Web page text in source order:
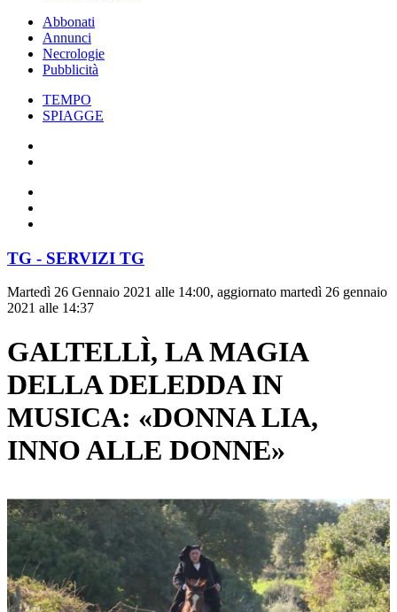
Abbonati
Annunci
Necrologie
Pubblicità
TEMPO
SPIAGGE
TG - SERVIZI TG
Martedì 26 Gennaio 2021 alle 14:00, aggiornato martedì 26 gennaio
2021 alle 14:37
GALTELLÌ, LA MAGIA
DELLA DELEDDA IN
MUSICA: «DONNA LIA,
INNO ALLE DONNE»